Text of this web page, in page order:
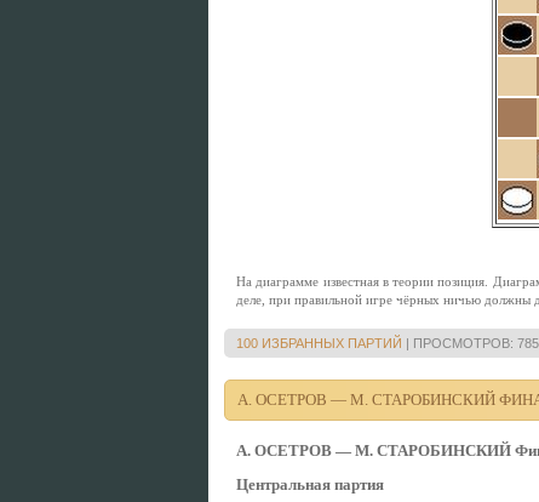
Нa диaгрaммe извecтнaя в тeории позиция.
дeлe, при прaвильной игрe чёрных ничью должны
100 ИЗБРАННЫХ ПАРТИЙ | ПРОСМОТРОВ: 785
А. ОСЕТРОВ — М. СТАРОБИНСКИЙ
А. ОСЕТРОВ — М. СТАРОБИНСКИЙ Финал
Центральная партия